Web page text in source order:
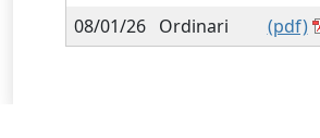
08/01/26
Ordinari (pdf)